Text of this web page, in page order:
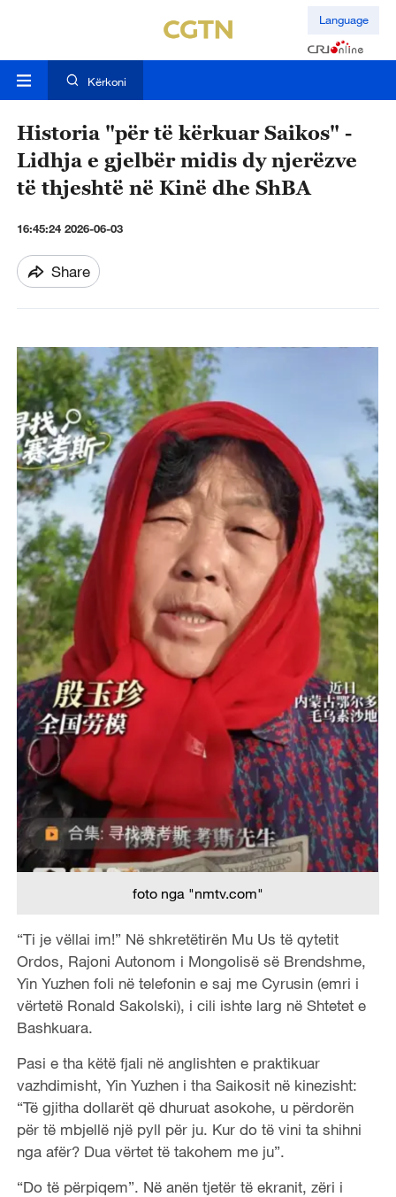
Language
Kërkoni
Historia "për të kërkuar Saikos" -
Lidhja e gjelbër midis dy njerëzve
të thjeshtë në Kinë dhe ShBA
16:45:24 2026-06-03
Share
foto nga "nmtv.com"
“Ti je vëllai im!” Në shkretëtirën Mu Us të qytetit
Ordos, Rajoni Autonom i Mongolisë së Brendshme,
Yin Yuzhen foli në telefonin e saj me Cyrusin (emri i
vërtetë Ronald Sakolski), i cili ishte larg në Shtetet e
Bashkuara.
Pasi e tha këtë fjali në anglishten e praktikuar
vazhdimisht, Yin Yuzhen i tha Saikosit në kinezisht:
“Të gjitha dollarët që dhuruat asokohe, u përdorën
për të mbjellë një pyll për ju. Kur do të vini ta shihni
nga afër? Dua vërtet të takohem me ju”.
“Do të përpiqem”. Në anën tjetër të ekranit, zëri i